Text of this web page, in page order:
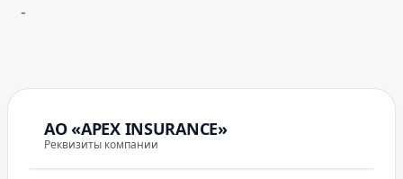
-
АО «APEX INSURANCE»
Реквизиты компании